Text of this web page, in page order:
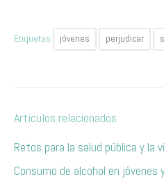
Etiquetas: jóvenes perjudicar
Artículos relacionados
Retos para la salud pública y la
Consumo de alcohol en jóvenes